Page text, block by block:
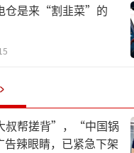
动线的基础，阿里
了“合并同类项”
界面，将分散在
能力重新拆解与编
接，以加速大模
仓是来“割韭菜”的
叔帮搓背”，“中国锅
辣眼睛，已紧急下架